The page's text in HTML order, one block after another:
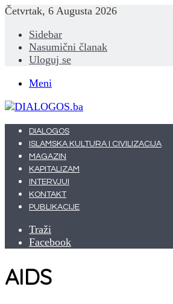
Četvrtak, 6 Augusta 2026
Sidebar
Nasumični članak
Uloguj se
Meni
DIALOGOS
ISLAMSKA KULTURA I CIVILIZACIJA
MAGAZIN
KAPITALIZAM
INTERVJUI
KONTAKT
PUBLIKACIJE
Traži
Facebook
AIDS